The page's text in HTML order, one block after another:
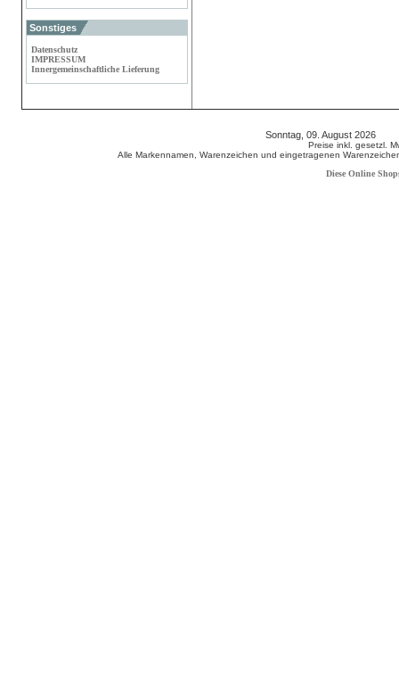
Sonstiges
Datenschutz
IMPRESSUM
Innergemeinschaftliche Lieferung
Sonntag, 09. August 2026
Preise inkl. gesetzl.
Alle Markennamen, Warenzeichen und eingetragenen
Diese Online